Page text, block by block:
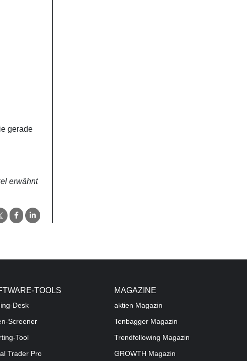
gerade
erwähnt
TOOLS
Desk
Screener
Tool
Trader Pro
MAGAZINE
aktien Magazin
Tenbagger Magazin
Trendfollowing Magazin
GROWTH Magazin